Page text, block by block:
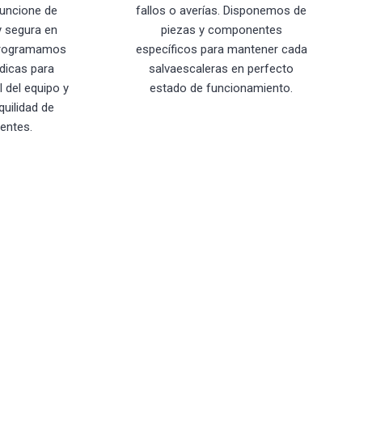
de
segura en
para
del equipo y
de
fallos o averías. Disponemos de
piezas y componentes
específicos para mantener cada
salvaescaleras en perfecto
estado de funcionamiento.